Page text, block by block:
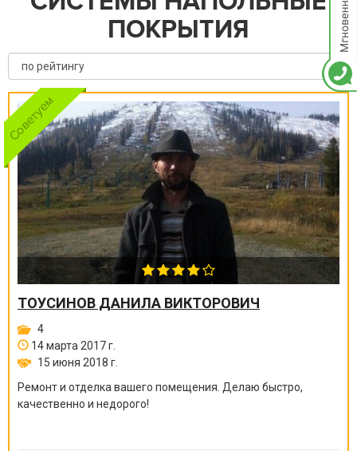
ПОКРЫТИЯ
ТОУСИНОВ ДАНИЛА ВИКТОРОВИЧ
4
14 марта 2017 г.
15 июня 2018 г.
Ремонт и отделка вашего помещения. Делаю быстро,
качественно и недорого!